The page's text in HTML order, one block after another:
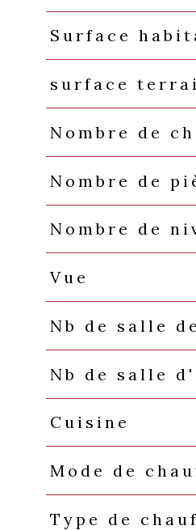
Surface
surface
Nombre de
Nombre de
Nombre de
Vue
Nb de salle
Nb de salle
Cuisine
Mode de
Type de